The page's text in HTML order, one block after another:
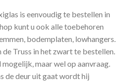
is eenvoudig te bestellen in
kunt u ook alle toebehoren
bodemplaten, lowhangers.
Truss in het zwart te bestellen.
maar wel op aanvraag.
de deur uit gaat wordt hij